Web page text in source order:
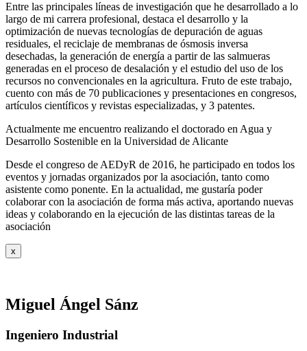
Entre las principales líneas de investigación que he desarrollado a lo
largo de mi carrera profesional, destaca el desarrollo y la
optimización de nuevas tecnologías de depuración de aguas
residuales, el reciclaje de membranas de ósmosis inversa
desechadas, la generación de energía a partir de las salmueras
generadas en el proceso de desalación y el estudio del uso de los
recursos no convencionales en la agricultura. Fruto de este trabajo,
cuento con más de 70 publicaciones y presentaciones en congresos,
artículos científicos y revistas especializadas, y 3 patentes.
Actualmente me encuentro realizando el doctorado en Agua y
Desarrollo Sostenible en la Universidad de Alicante
Desde el congreso de AEDyR de 2016, he participado en todos los
eventos y jornadas organizados por la asociación, tanto como
asistente como ponente. En la actualidad, me gustaría poder
colaborar con la asociación de forma más activa, aportando nuevas
ideas y colaborando en la ejecución de las distintas tareas de la
asociación
x
Miguel Ángel Sánz
Ingeniero Industrial